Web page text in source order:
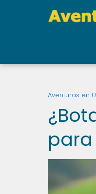
Aventuras en